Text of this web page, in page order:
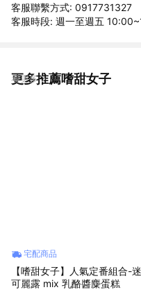
客服聯繫方式: 0917731327
客服時段: 週一至週五
更多推薦嗜甜女子
看更多
宅配商品
【嗜甜女子】人氣定番組合-
可麗露 mix 乳酪醬麋蛋糕